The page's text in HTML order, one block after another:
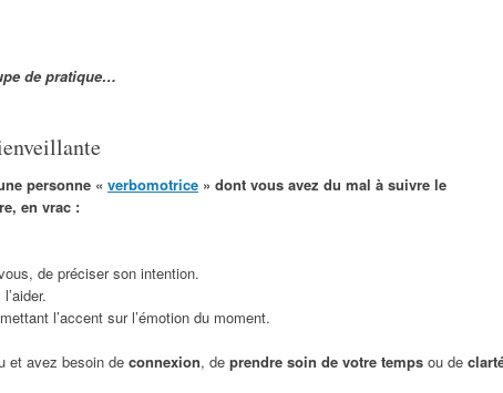
de pratique…
personne « verbomotrice » dont vous avez du mal à suivre le
en vrac :
de préciser son intention.
l’accent sur l’émotion du moment.
et avez besoin de connexion, de prendre soin de votre temps ou de